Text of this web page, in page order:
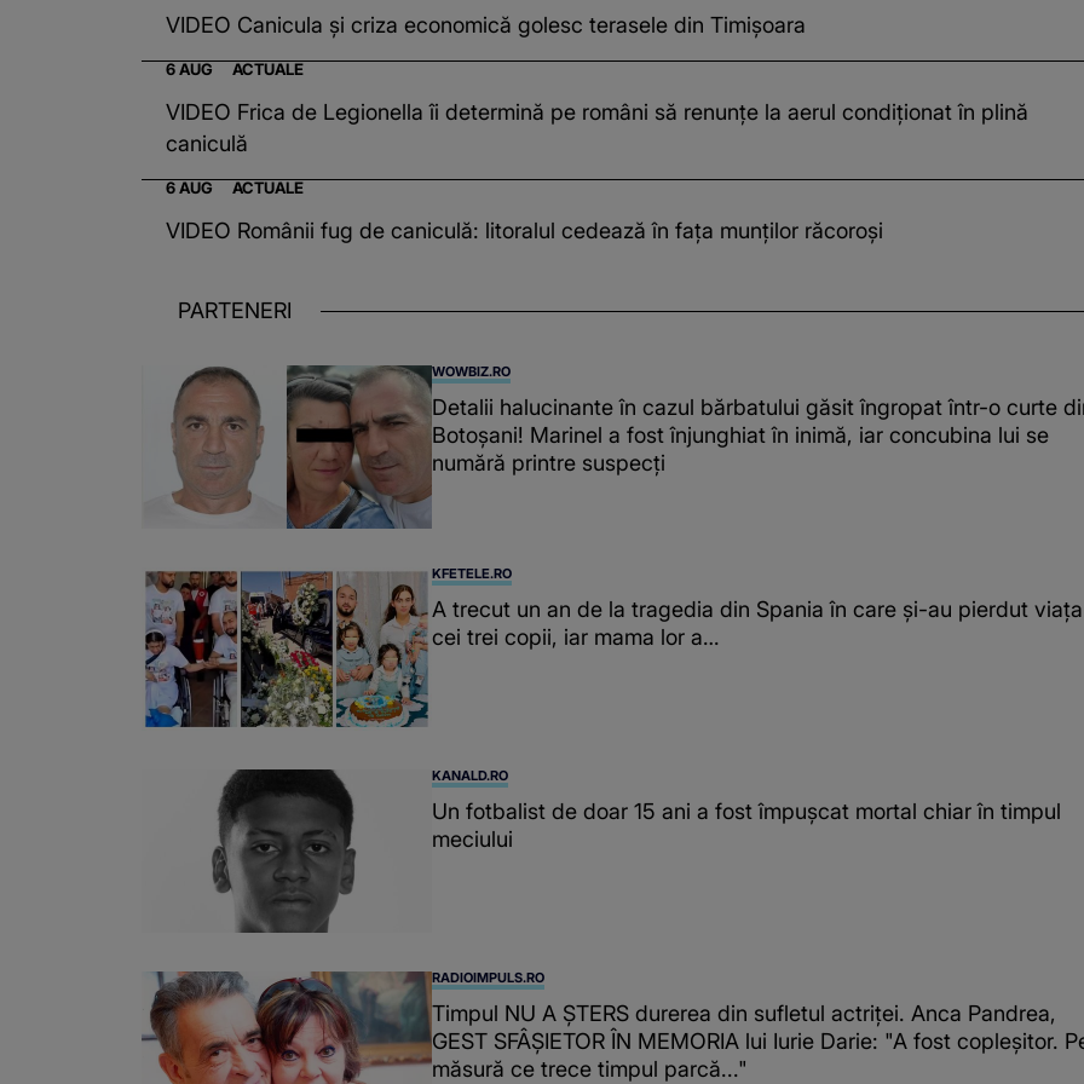
VIDEO Canicula și criza economică golesc terasele din Timișoara
6 AUG ACTUALE
VIDEO Frica de Legionella îi determină pe români să renunțe la aerul condiționat în plină
caniculă
6 AUG ACTUALE
VIDEO Românii fug de caniculă: litoralul cedează în fața munților răcoroși
PARTENERI
WOWBIZ.RO
Detalii halucinante în cazul bărbatului găsit îngropat într-o curte
Botoșani! Marinel a fost înjunghiat în inimă, iar concubina lui se
numără printre suspecți
KFETELE.RO
A trecut un an de la tragedia din Spania în care și-au pierdut viața
cei trei copii, iar mama lor a…
KANALD.RO
Un fotbalist de doar 15 ani a fost împușcat mortal chiar în timpul
meciului
RADIOIMPULS.RO
Timpul NU A ȘTERS durerea din sufletul actriței. Anca Pandrea,
GEST SFÂȘIETOR ÎN MEMORIA lui Iurie Darie: "A fost copleșitor.
măsură ce trece timpul parcă..."